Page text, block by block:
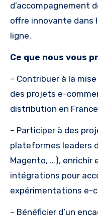
d’accompagnement
offre innovante dans
ligne.
Ce que nous vous
– Contribuer à la
des projets e-
distribution en France
– Participer à des
plateformes leaders
Magento, …), enrichir
intégrations pour
expérimentations e-
– Bénéficier d’un